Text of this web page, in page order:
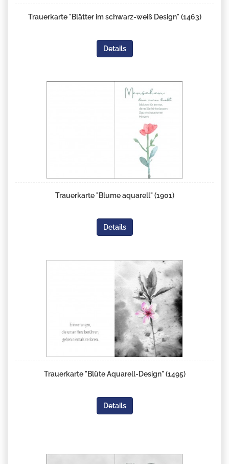
Trauerkarte "Blätter im schwarz-weiß Design" (1463)
Details
Trauerkarte "Blume aquarell" (1901)
Details
Trauerkarte "Blüte Aquarell-Design" (1495)
Details